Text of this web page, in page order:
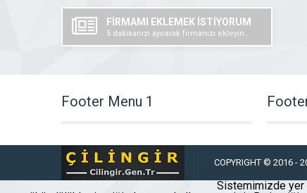
FİRMAMI EKLEMEK İSTİYORUM
5 dakikanızı ayırarak firmanızı ekleyin..
Footer Menu 1
COPYRIGHT © 2016 -
Sistemimizde yer